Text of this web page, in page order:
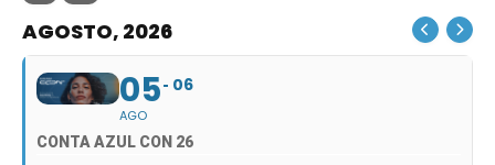
AGOSTO, 2026
05
AGO
06
CONTA AZUL CON 26